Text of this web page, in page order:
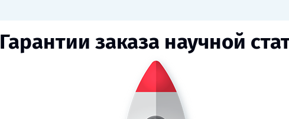
Гарантии заказа научной